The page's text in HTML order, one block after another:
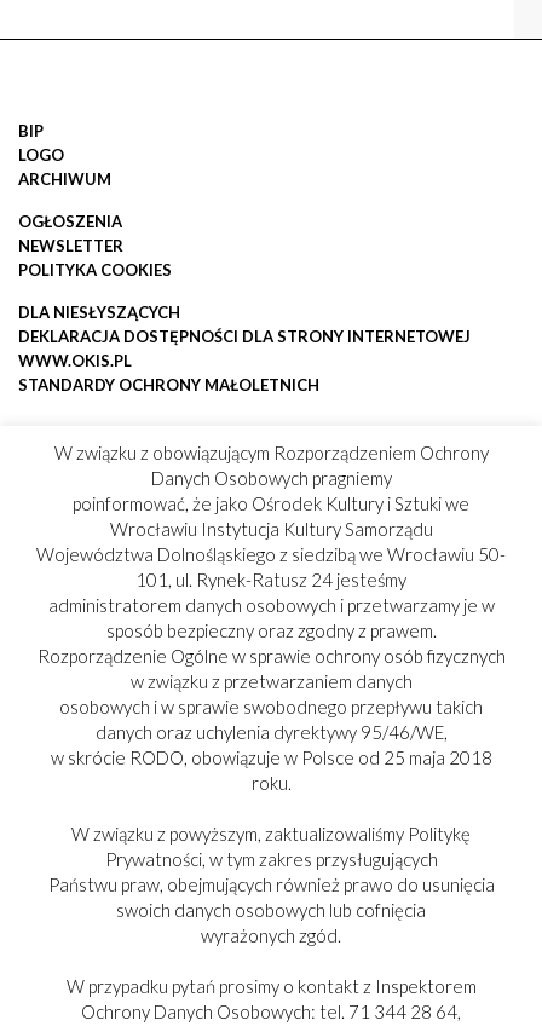
BIP
LOGO
ARCHIWUM
OGŁOSZENIA
NEWSLETTER
POLITYKA COOKIES
DLA NIESŁYSZĄCYCH
DEKLARACJA DOSTĘPNOŚCI DLA STRONY INTERNETOWEJ
WWW.OKIS.PL
STANDARDY OCHRONY MAŁOLETNICH
W związku z obowiązującym Rozporządzeniem Ochrony
Danych Osobowych pragniemy
poinformować, że jako Ośrodek Kultury i Sztuki we
Wrocławiu Instytucja Kultury Samorządu
Województwa Dolnośląskiego z siedzibą we Wrocławiu 50-
101, ul. Rynek-Ratusz 24 jesteśmy
administratorem danych osobowych i przetwarzamy je w
sposób bezpieczny oraz zgodny z prawem.
Rozporządzenie Ogólne w sprawie ochrony osób fizycznych
w związku z przetwarzaniem danych
osobowych i w sprawie swobodnego przepływu takich
danych oraz uchylenia dyrektywy 95/46/WE,
w skrócie RODO, obowiązuje w Polsce od 25 maja 2018
roku.
W związku z powyższym, zaktualizowaliśmy Politykę
Prywatności, w tym zakres przysługujących
Państwu praw, obejmujących również prawo do usunięcia
swoich danych osobowych lub cofnięcia
wyrażonych zgód.
W przypadku pytań prosimy o kontakt z Inspektorem
Ochrony Danych Osobowych: tel. 71 344 28 64,